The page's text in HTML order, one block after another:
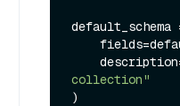
default_schema
collection"
)